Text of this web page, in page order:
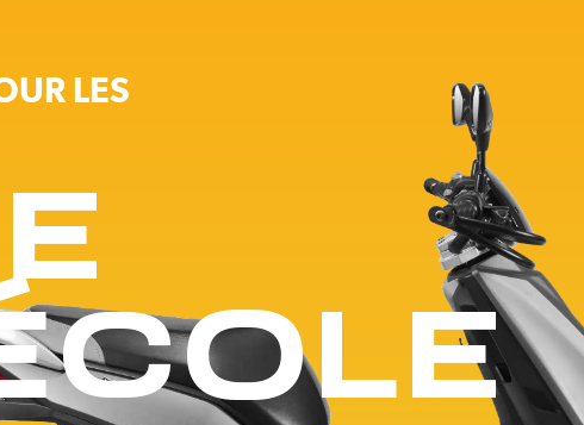
Pink Blast
Supermotard 50cc
LES